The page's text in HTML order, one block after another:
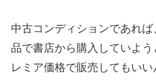
中古コンディションであれ
品で書店から購入していよ
レミア価格で販売してもいい